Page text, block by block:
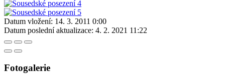
Datum vložení: 14. 3. 2011 0:00
Datum poslední aktualizace: 4. 2. 2021 11:22
Fotogalerie